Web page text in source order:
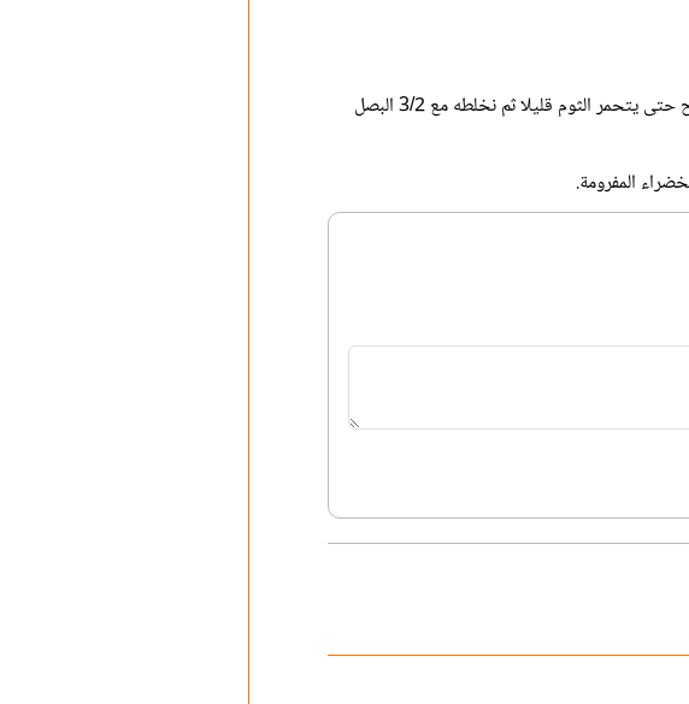
ندق الثوم أو نبشره ناعم ونقليه في القليل من زيت الزيتون مع الكزبرة والقليل من الملح حتى يتحمر الثوم قليلا ثم نخلطه مع 3/2 البصل
المفرومة.